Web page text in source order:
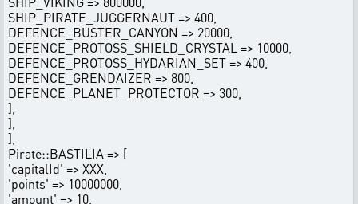
SHIP_PIRATE_JUGGERNAUT => 400,
DEFENCE_BUSTER_CANYON => 20000,
DEFENCE_PROTOSS_SHIELD_CRYSTAL => 10000,
DEFENCE_PROTOSS_HYDARIAN_SET => 400,
DEFENCE_GRENDAIZER => 800,
DEFENCE_PLANET_PROTECTOR => 300,
],
],
],
Pirate::BASTILIA => [
'capitalId' => XXX,
'points' => 10000000,
'amount' => 10,